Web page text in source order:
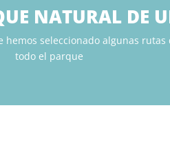
NATURAL DE
seleccionado algunas
todo el parque